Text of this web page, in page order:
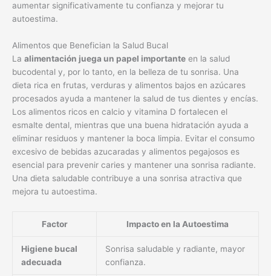
aumentar significativamente tu confianza y mejorar tu
autoestima.
Alimentos que Benefician la Salud Bucal
La alimentación juega un papel importante en la salud
bucodental y, por lo tanto, en la belleza de tu sonrisa. Una
dieta rica en frutas, verduras y alimentos bajos en azúcares
procesados ayuda a mantener la salud de tus dientes y encías.
Los alimentos ricos en calcio y vitamina D fortalecen el
esmalte dental, mientras que una buena hidratación ayuda a
eliminar residuos y mantener la boca limpia. Evitar el consumo
excesivo de bebidas azucaradas y alimentos pegajosos es
esencial para prevenir caries y mantener una sonrisa radiante.
Una dieta saludable contribuye a una sonrisa atractiva que
mejora tu autoestima.
Factor Impacto en la Autoestima
Higiene bucal
adecuada
Sonrisa saludable y radiante, mayor
confianza.